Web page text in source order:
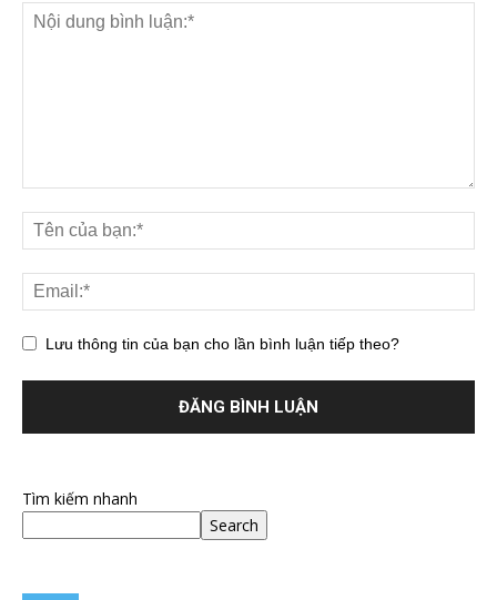
Lưu thông tin của bạn cho lần bình luận tiếp theo?
Tìm kiếm nhanh
Search